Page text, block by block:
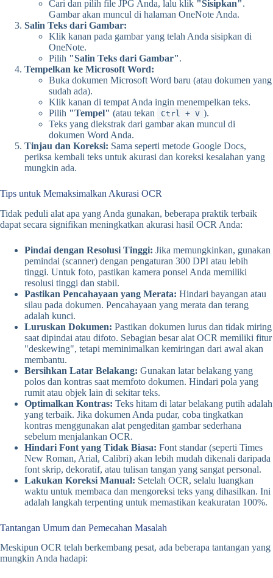
Cari dan pilih file JPG Anda, lalu klik "Sisipkan".
Gambar akan muncul di halaman OneNote Anda.
Salin Teks dari Gambar:
Klik kanan pada gambar yang telah Anda sisipkan di
OneNote.
Pilih "Salin Teks dari Gambar".
Tempelkan ke Microsoft Word:
Buka dokumen Microsoft Word baru (atau dokumen yang
sudah ada).
Klik kanan di tempat Anda ingin menempelkan teks.
Pilih "Tempel" (atau tekan Ctrl + V ).
Teks yang diekstrak dari gambar akan muncul di
dokumen Word Anda.
Tinjau dan Koreksi: Sama seperti metode Google Docs,
periksa kembali teks untuk akurasi dan koreksi kesalahan yang
mungkin ada.
Tips untuk Memaksimalkan Akurasi OCR
Tidak peduli alat apa yang Anda gunakan, beberapa praktik terbaik
dapat secara signifikan meningkatkan akurasi hasil OCR Anda:
Pindai dengan Resolusi Tinggi: Jika memungkinkan, gunakan
pemindai (scanner) dengan pengaturan 300 DPI atau lebih
tinggi. Untuk foto, pastikan kamera ponsel Anda memiliki
resolusi tinggi dan stabil.
Pastikan Pencahayaan yang Merata: Hindari bayangan atau
silau pada dokumen. Pencahayaan yang merata dan terang
adalah kunci.
Luruskan Dokumen: Pastikan dokumen lurus dan tidak miring
saat dipindai atau difoto. Sebagian besar alat OCR memiliki fitur
"deskewing", tetapi meminimalkan kemiringan dari awal akan
membantu.
Bersihkan Latar Belakang: Gunakan latar belakang yang
polos dan kontras saat memfoto dokumen. Hindari pola yang
rumit atau objek lain di sekitar teks.
Optimalkan Kontras: Teks hitam di latar belakang putih adalah
yang terbaik. Jika dokumen Anda pudar, coba tingkatkan
kontras menggunakan alat pengeditan gambar sederhana
sebelum menjalankan OCR.
Hindari Font yang Tidak Biasa: Font standar (seperti Times
New Roman, Arial, Calibri) akan lebih mudah dikenali daripada
font skrip, dekoratif, atau tulisan tangan yang sangat personal.
Lakukan Koreksi Manual: Setelah OCR, selalu luangkan
waktu untuk membaca dan mengoreksi teks yang dihasilkan. Ini
adalah langkah terpenting untuk memastikan keakuratan 100%.
Tantangan Umum dan Pemecahan Masalah
Meskipun OCR telah berkembang pesat, ada beberapa tantangan yang
mungkin Anda hadapi: